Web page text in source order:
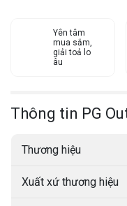
Yên tâm
mua sắm,
giải toả lo
âu
Thông tin PG
Thương hiệu
Xuất xứ thương hiệu